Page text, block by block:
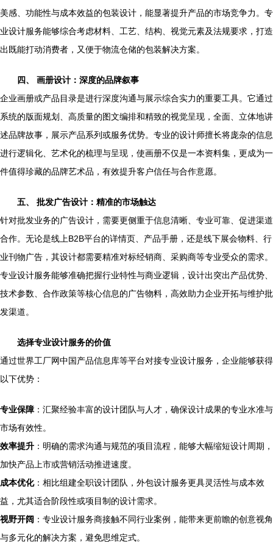
美感、功能性与成本效益的包装设计，能显著提升产品的市场竞争力。专
业设计服务能够综合考虑材料、工艺、结构、视觉元素及法规要求，打造
出既能打动消费者，又便于物流仓储的包装解决方案。
四、 画册设计：深度的品牌叙事
企业画册或产品目录是进行深度沟通与展示综合实力的重要工具。它通过
系统的版面规划、高质量的图文编排和精致的视觉呈现，全面、立体地讲
述品牌故事，展示产品系列或服务优势。专业的设计师擅长将庞杂的信息
进行逻辑化、艺术化的梳理与呈现，使画册不仅是一本资料集，更成为一
件值得珍藏的品牌艺术品，有效提升客户信任与合作意愿。
五、 批发广告设计：精准的市场触达
针对批发业务的广告设计，需要更侧重于信息清晰、专业可靠、促进渠道
合作。无论是线上B2B平台的详情页、产品手册，还是线下展会物料、行
业刊物广告，其设计都需要精准对标经销商、采购商等专业受众的需求。
专业设计服务能够准确把握行业特性与商业逻辑，设计出突出产品优势、
技术参数、合作政策等核心信息的广告物料，高效助力企业开拓与维护批
发渠道。
选择专业设计服务的价值
通过世界工厂网中国产品信息库等平台对接专业设计服务，企业能够获得
以下优势：
专业保障 ：汇聚经验丰富的设计团队与人才，确保设计成果的专业水准与
市场有效性。
效率提升 ：明确的需求沟通与规范的项目流程，能够大幅缩短设计周期，
加快产品上市或营销活动推进速度。
成本优化：相比组建全职设计团队，外包设计服务更具灵活性与成本效
益，尤其适合阶段性或项目制的设计需求。
视野开阔 ：专业设计服务商接触不同行业案例，能带来更前瞻的创意视角
与多元化的解决方案，避免思维定式。